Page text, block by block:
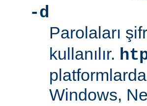
-d
Parolaları
kullanılır.
Windows,